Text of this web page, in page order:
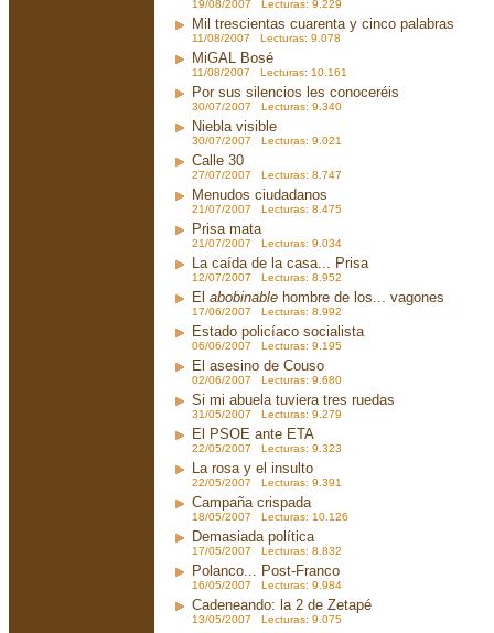
19/08/2007 Lecturas: 9.229
Mil trescientas cuarenta y cinco palabras
11/08/2007 Lecturas: 9.078
MiGAL Bosé
11/08/2007 Lecturas: 10.161
Por sus silencios les conoceréis
30/07/2007 Lecturas: 9.340
Niebla visible
30/07/2007 Lecturas: 9.021
Calle 30
27/07/2007 Lecturas: 8.747
Menudos ciudadanos
21/07/2007 Lecturas: 8.475
Prisa mata
21/07/2007 Lecturas: 9.034
La caída de la casa... Prisa
12/07/2007 Lecturas: 8.952
El abobinable hombre de los... vagones
17/06/2007 Lecturas: 8.992
Estado policíaco socialista
06/06/2007 Lecturas: 9.195
El asesino de Couso
02/06/2007 Lecturas: 9.680
Si mi abuela tuviera tres ruedas
31/05/2007 Lecturas: 9.279
El PSOE ante ETA
22/05/2007 Lecturas: 9.323
La rosa y el insulto
22/05/2007 Lecturas: 9.391
Campaña crispada
18/05/2007 Lecturas: 10.126
Demasiada política
17/05/2007 Lecturas: 8.832
Polanco... Post-Franco
16/05/2007 Lecturas: 9.984
Cadeneando: la 2 de Zetapé
13/05/2007 Lecturas: 9.075